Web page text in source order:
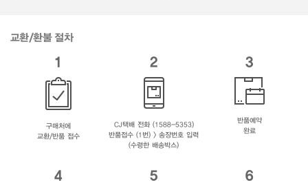
교환/환불 절차
1
구매처에
교환/반품 접수
2
CJ택배 전화 (1588-5353)
반품접수 (1번) > 송장번호 입력
(수령한 배송박스)
3
반품예약
완료
4 5 6